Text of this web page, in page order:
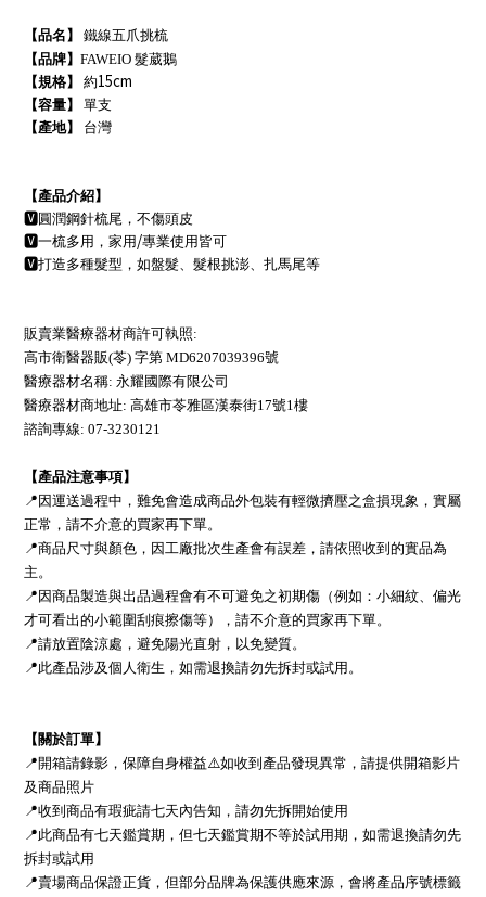
【品名】
鐵線五爪挑梳
【品牌】 FAWEIO 髮葳鵝
【規格】
約15cm
【容量】
單支
【產地】
台灣
【產品介紹】
🆅圓潤鋼針梳尾，不傷頭皮
🆅一梳多用，家用 /專業使用皆可
🆅打造多種髮型，如盤髮、髮根挑澎、扎馬尾等
販賣業醫療器材商許可執照:
高市衛醫器販(苓) 字第 MD6207039396號
醫療器材名稱: 永耀國際有限公司
醫療器材商地址: 高雄市苓雅區漢泰街17號1樓
諮詢專線: 07-3230121
【產品注意事項】
📍因運送過程中，難免會造成商品外包裝有輕微擠壓之盒損現象，實屬
正常，請不介意的買家再下單。
📍商品尺寸與顏色，因工廠批次生產會有誤差，請依照收到的實品為
主。
📍因商品製造與出品過程會有不可避免之初期傷（例如：小細紋、偏光
才可看出的小範圍刮痕擦傷等），請不介意的買家再下單。
📍請放置陰涼處，避免陽光直射，以免變質。
📍此產品涉及個人衛生，如需退換請勿先拆封或試用。
【關於訂單】
📍開箱請錄影，保障自身權益⚠️如收到產品發現異常，請提供開箱影片
及商品照片
📍收到商品有瑕疵請七天內告知，請勿先拆開始使用
📍此商品有七天鑑賞期，但七天鑑賞期不等於試用期，如需退換請勿先
拆封或試用
📍賣場商品保證正貨，但部分品牌為保護供應來源，會將產品序號標籤